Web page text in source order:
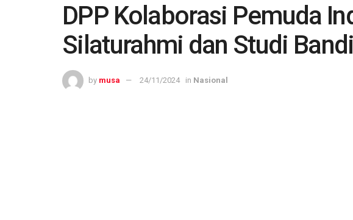
DPP Kolaborasi Pemuda
Silaturahmi dan Studi
by musa 24/11/2024 in Nasional